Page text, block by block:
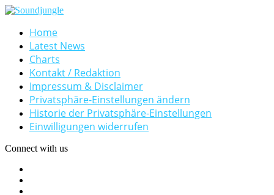
Home
Latest News
Charts
Kontakt / Redaktion
Impressum & Disclaimer
Privatsphäre-Einstellungen ändern
Historie der Privatsphäre-Einstellungen
Einwilligungen widerrufen
Connect with us